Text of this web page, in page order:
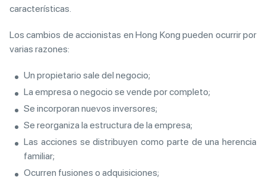
características.
Los cambios de accionistas en Hong Kong pueden ocurrir por
varias razones:
Un propietario sale del negocio;
La empresa o negocio se vende por completo;
Se incorporan nuevos inversores;
Se reorganiza la estructura de la empresa;
Las acciones se distribuyen como parte de una herencia
familiar;
Ocurren fusiones o adquisiciones;